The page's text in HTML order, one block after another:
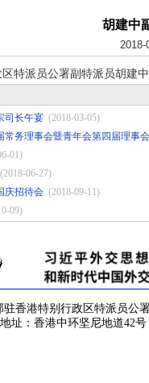
胡建中
2018-
特派员公署副特派员胡建
司长午宴 (2018-03-05)
务理事会暨青年会第四届理事
01)
(2018-06-27)
庆招待会 (2018-09-11)
09)
香港特别行政区特派员公
址：香港中环坚尼地道42号